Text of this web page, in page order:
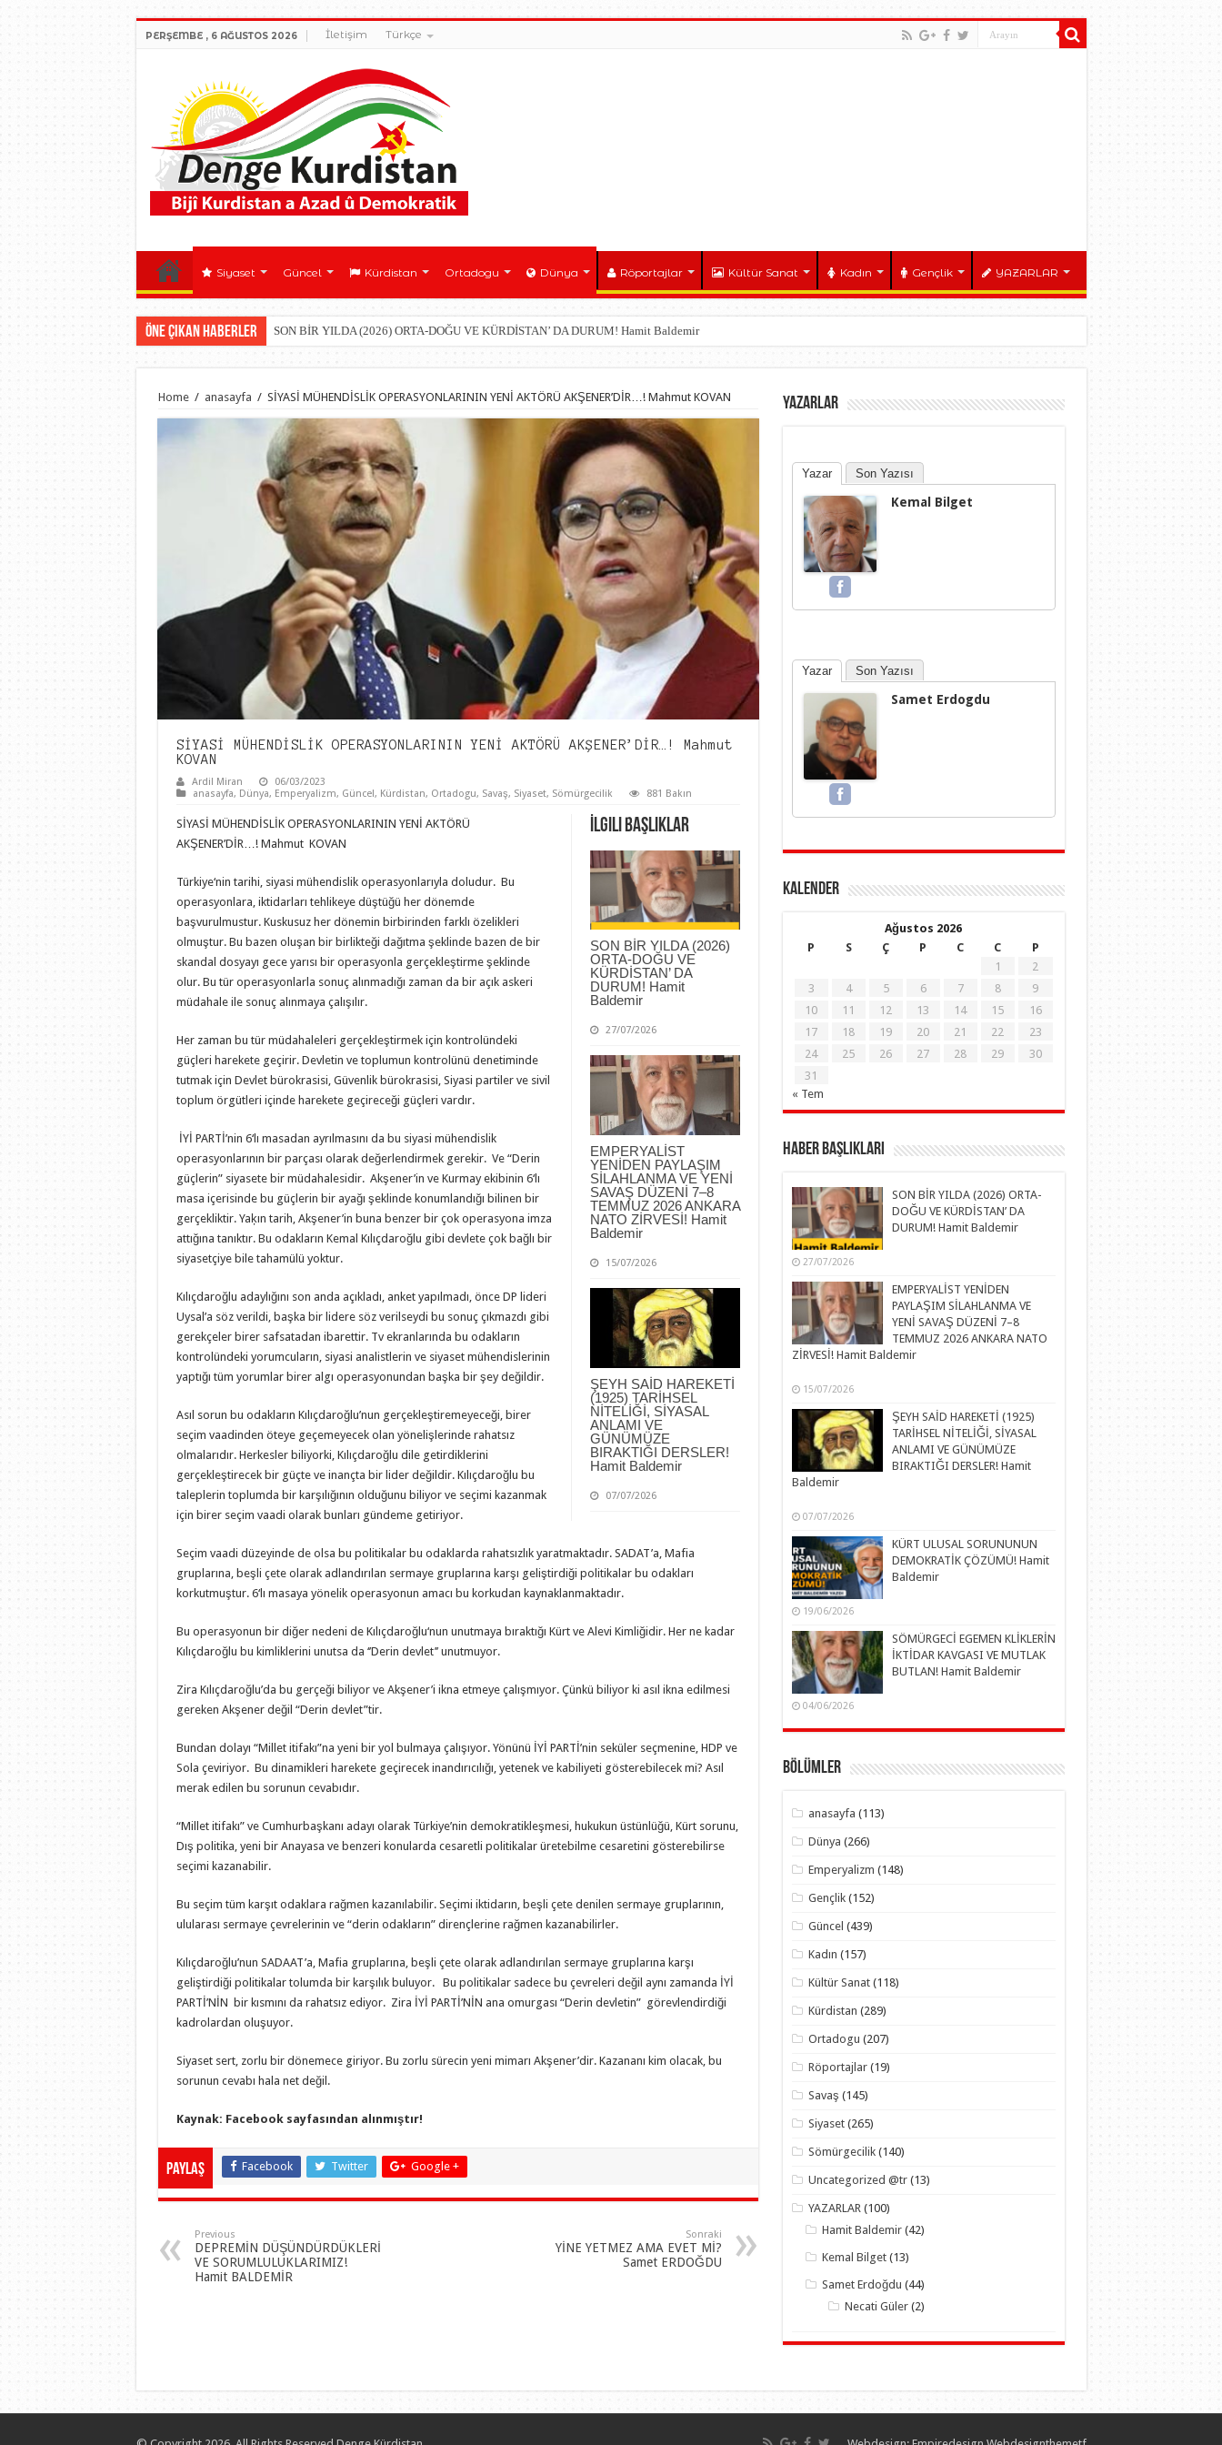
PERŞEMBE , 6 AĞUSTOS 2026 İletişim Türkçe
Siyaset Güncel Kürdistan Ortadogu Dünya Röportajlar Kültür Sanat Kadın Gençlik YAZARLAR
Öne çıkan Haberler SON BİR YILDA (2026) ORTA-DOĞU VE KÜRDİSTAN’ DA DURUM! Hamit Baldemir
Home / anasayfa / SİYASİ MÜHENDİSLİK OPERASYONLARININ YENİ AKTÖRÜ AKŞENER’DİR…! Mahmut KOVAN
SİYASİ MÜHENDİSLİK OPERASYONLARININ YENİ AKTÖRÜ AKŞENER’DİR…! Mahmut
KOVAN
Ardil Miran
06/03/2023
anasayfa, Dünya, Emperyalizm, Güncel, Kürdistan, Ortadogu, Savaş, Siyaset, Sömürgecilik 881 Bakın
İlgili Başlıklar
SON BİR YILDA (2026)
ORTA-DOĞU VE
KÜRDİSTAN’ DA
DURUM! Hamit
Baldemir
27/07/2026
EMPERYALİST
YENİDEN PAYLAŞIM
SİLAHLANMA VE YENİ
SAVAŞ DÜZENİ 7–8
TEMMUZ 2026 ANKARA
NATO ZİRVESİ! Hamit
Baldemir
15/07/2026
ŞEYH SAİD HAREKETİ
(1925) TARİHSEL
NİTELİĞİ, SİYASAL
ANLAMI VE
GÜNÜMÜZE
BIRAKTIĞI DERSLER!
Hamit Baldemir
07/07/2026
SİYASİ MÜHENDİSLİK OPERASYONLARININ YENİ AKTÖRÜ
AKŞENER’DİR…! Mahmut KOVAN
Türkiye‘nin tarihi, siyasi mühendislik operasyonlarıyla doludur. Bu
operasyonlara, iktidarları tehlikeye düştüğü her dönemde
başvurulmustur. Kuskusuz her dönemin birbirinden farklı özelikleri
olmuştur. Bu bazen oluşan bir birlikteği dağıtma şeklinde bazen de bir
skandal dosyayı gece yarısı bir operasyonla gerçekleştirme şeklinde
olur. Bu tür operasyonlarla sonuç alınmadığı zaman da bir açık askeri
müdahale ile sonuç alınmaya çalışılır.
Her zaman bu tür müdahaleleri gerçekleştirmek için kontrolündeki
güçleri harekete geçirir. Devletin ve toplumun kontrolünü denetiminde
tutmak için Devlet bürokrasisi, Güvenlik bürokrasisi, Siyasi partiler ve sivil
toplum örgütleri içinde harekete geçireceği güçleri vardır.
İYİ PARTİ’nin 6‘lı masadan ayrılmasını da bu siyasi mühendislik
operasyonlarının bir parçası olarak değerlendirmek gerekir. Ve “Derin
güçlerin” siyasete bir müdahalesidir. Akşener’in ve Kurmay ekibinin 6‘lı
masa içerisinde bu güçlerin bir ayağı şeklinde konumlandığı bilinen bir
gerçekliktir. Yaķın tarih, Akşener’in buna benzer bir çok operasyona imza
attığına tanıktır. Bu odakların Kemal Kılıçdaroğlu gibi devlete çok bağlı bir
siyasetçiye bile tahamülü yoktur.
Kılıçdaroğlu adaylığını son anda açıkladı, anket yapılmadı, önce DP lideri
Uysal’a söz verildi, başka bir lidere söz verilseydi bu sonuç çıkmazdı gibi
gerekçeler birer safsatadan ibarettir. Tv ekranlarında bu odakların
kontrolündeki yorumcuların, siyasi analistlerin ve siyaset mühendislerinin
yaptığı tüm yorumlar birer algı operasyonundan başka bir şey değildir.
Asıl sorun bu odakların Kılıçdaroğlu’nun gerçekleştiremeyeceği, birer
seçim vaadinden öteye geçemeyecek olan yönelişlerinde rahatsız
olmalarıdır. Herkesler biliyorki, Kılıçdaroğlu dile getirdiklerini
gerçekleştirecek bir güçte ve inançta bir lider değildir. Kılıçdaroğlu bu
taleplerin toplumda bir karşılığının olduğunu biliyor ve seçimi kazanmak
için birer seçim vaadi olarak bunları gündeme getiriyor.
Seçim vaadi düzeyinde de olsa bu politikalar bu odaklarda rahatsızlık yaratmaktadır. SADAT’a, Mafia
gruplarına, beşli çete olarak adlandırılan sermaye gruplarına karşı geliştirdiği politikalar bu odakları
korkutmuştur. 6‘lı masaya yönelik operasyonun amacı bu korkudan kaynaklanmaktadır.
Bu operasyonun bir diğer nedeni de Kılıçdaroğlu‘nun unutmaya bıraktığı Kürt ve Alevi Kimliğidir. Her ne kadar
Kılıçdaroğlu bu kimliklerini unutsa da ‘’Derin devlet’’ unutmuyor.
Zira Kılıçdaroğlu’da bu gerçeği biliyor ve Akşener’i ikna etmeye çalışmıyor. Çünkü biliyor ki asıl ikna edilmesi
gereken Akşener değil “Derin devlet”tir.
Bundan dolayı “Millet itifakı”na yeni bir yol bulmaya çalışıyor. Yönünü İYİ PARTİ’nin seküler seçmenine, HDP ve
Sola çeviriyor. Bu dinamikleri harekete geçirecek inandırıcılığı, yetenek ve kabiliyeti gösterebilecek mi? Asıl
merak edilen bu sorunun cevabıdır.
“Millet itifakı” ve Cumhurbaşkanı adayı olarak Türkiye’nin demokratikleşmesi, hukukun üstünlüğü, Kürt sorunu,
Dış politika, yeni bir Anayasa ve benzeri konularda cesaretli politikalar üretebilme cesaretini gösterebilirse
seçimi kazanabilir.
Bu seçim tüm karşıt odaklara rağmen kazanılabilir. Seçimi iktidarın, beşli çete denilen sermaye gruplarının,
ulularası sermaye çevrelerinin ve “derin odakların” dirençlerine rağmen kazanabilirler.
Kılıçdaroğlu’nun SADAAT’a, Mafia gruplarına, beşli çete olarak adlandırılan sermaye gruplarına karşı
geliştirdiği politikalar tolumda bir karşılık buluyor. Bu politikalar sadece bu çevreleri değil aynı zamanda İYİ
PARTİ’NİN bir kısmını da rahatsız ediyor. Zira İYİ PARTİ’NİN ana omurgası “Derin devletin” görevlendirdiği
kadrolardan oluşuyor.
Siyaset sert, zorlu bir dönemece giriyor. Bu zorlu sürecin yeni mimarı Akşener’dir. Kazananı kim olacak, bu
sorunun cevabı hala net değil.
Kaynak: Facebook sayfasından alınmıştır!
Paylaş Facebook Twitter Google +
Previous
DEPREMİN DÜŞÜNDÜRDÜKLERİ
VE SORUMLULUKLARIMIZ!
Hamit BALDEMİR
Sonraki
YİNE YETMEZ AMA EVET Mİ?
Samet ERDOĞDU
YAZARLAR
Yazar Son Yazısı
Kemal Bilget
Yazar Son Yazısı
Samet Erdogdu
KALENDER
Ağustos 2026
P
S Ç P C C
P
1
2
3
4 5 6 7 8
9
10
11 12 13 14 15
16
17
18 19 20 21 22
23
24
25 26 27 28 29
30
31
« Tem
Haber Başlıkları
SON BİR YILDA (2026) ORTA-
DOĞU VE KÜRDİSTAN’ DA
DURUM! Hamit Baldemir
27/07/2026
EMPERYALİST YENİDEN
PAYLAŞIM SİLAHLANMA VE
YENİ SAVAŞ DÜZENİ 7–8
TEMMUZ 2026 ANKARA NATO
ZİRVESİ! Hamit Baldemir
15/07/2026
ŞEYH SAİD HAREKETİ (1925)
TARİHSEL NİTELİĞİ, SİYASAL
ANLAMI VE GÜNÜMÜZE
BIRAKTIĞI DERSLER! Hamit
Baldemir
07/07/2026
KÜRT ULUSAL SORUNUNUN
DEMOKRATİK ÇÖZÜMÜ! Hamit
Baldemir
19/06/2026
SÖMÜRGECİ EGEMEN KLİKLERİN
İKTİDAR KAVGASI VE MUTLAK
BUTLAN! Hamit Baldemir
04/06/2026
Bölümler
anasayfa (113)
Dünya (266)
Emperyalizm (148)
Gençlik (152)
Güncel (439)
Kadın (157)
Kültür Sanat (118)
Kürdistan (289)
Ortadogu (207)
Röportajlar (19)
Savaş (145)
Siyaset (265)
Sömürgecilik (140)
Uncategorized @tr (13)
YAZARLAR (100)
Hamit Baldemir (42)
Kemal Bilget (13)
Samet Erdoğdu (44)
Necati Güler (2)